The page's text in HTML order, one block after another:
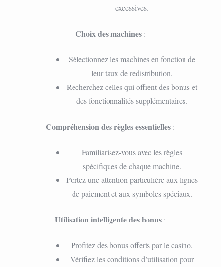
excessives.
Choix des machines:
Sélectionnez les machines en fonction de
leur taux de redistribution.
Recherchez celles qui offrent des bonus et
des fonctionnalités supplémentaires.
Compréhension des règles essentielles :
Familiarisez-vous avec les règles
spécifiques de chaque machine.
Portez une attention particulière aux lignes
de paiement et aux symboles spéciaux.
Utilisation intelligente des bonus :
Profitez des bonus offerts par le casino.
Vérifiez les conditions d’utilisation pour